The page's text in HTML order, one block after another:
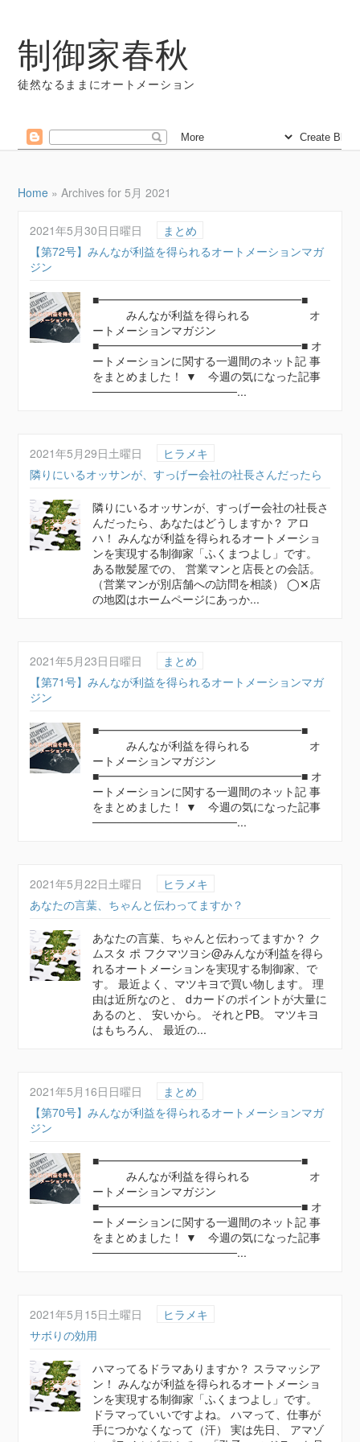
制御家春秋
徒然なるままにオートメーション
Home »Archives for 5月 2021
2021年5月30日日曜日
まとめ
【第72号】みんなが利益を得られるオートメーションマガ
ジン
■━━━━━━━━━━━━━━━━━━■
みんなが利益を得られる オ
ートメーションマガジン
■━━━━━━━━━━━━━━━━━━■ オ
ートメーションに関する一週間のネット記 事
をまとめました！ ▼ 今週の気になった記事
──────────────────...
2021年5月29日土曜日
ヒラメキ
隣りにいるオッサンが、すっげー会社の社長さんだったら
隣りにいるオッサンが、すっげー会社の社長さ
んだったら、あなたはどうしますか？ アロ
ハ！ みんなが利益を得られるオートメーショ
ンを実現する制御家「ふくまつよし」です。
ある散髪屋での、 営業マンと店長との会話。
（営業マンが別店舗への訪問を相談） ◯✕店
の地図はホームページにあっか...
2021年5月23日日曜日
まとめ
【第71号】みんなが利益を得られるオートメーションマガ
ジン
■━━━━━━━━━━━━━━━━━━■
みんなが利益を得られる オ
ートメーションマガジン
■━━━━━━━━━━━━━━━━━━■ オ
ートメーションに関する一週間のネット記 事
をまとめました！ ▼ 今週の気になった記事
──────────────────...
2021年5月22日土曜日
ヒラメキ
あなたの言葉、ちゃんと伝わってますか？
あなたの言葉、ちゃんと伝わってますか？ ク
ムスタ ポ フクマツヨシ@みんなが利益を得ら
れるオートメーションを実現する制御家、で
す。 最近よく、マツキヨで買い物します。 理
由は近所なのと、 dカードのポイントが大量に
あるのと、 安いから。 それとPB。 マツキヨ
はもちろん、 最近の...
2021年5月16日日曜日
まとめ
【第70号】みんなが利益を得られるオートメーションマガ
ジン
■━━━━━━━━━━━━━━━━━━■
みんなが利益を得られる オ
ートメーションマガジン
■━━━━━━━━━━━━━━━━━━■ オ
ートメーションに関する一週間のネット記 事
をまとめました！ ▼ 今週の気になった記事
──────────────────...
2021年5月15日土曜日
ヒラメキ
サボりの効用
ハマってるドラマありますか？ スラマッシア
ン！ みんなが利益を得られるオートメーショ
ンを実現する制御家「ふくまつよし」です。
ドラマっていいですよね。 ハマって、仕事が
手につかなくなって（汗） 実は先日、 アマゾ